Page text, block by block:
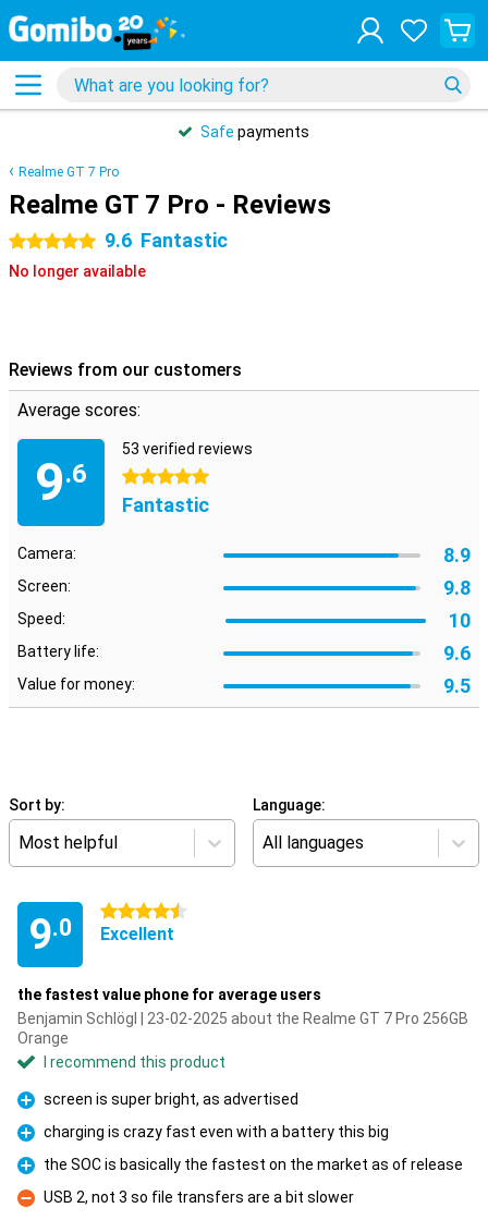
Safe payments
Realme GT 7 Pro
Realme GT 7 Pro - Reviews
5 stars 9.6 Fantastic
No longer available
Reviews from our customers
Average scores:
9.6
53 verified reviews
5 stars
Fantastic
Camera: 8.9
Screen: 9.8
Speed: 10
Battery life: 9.6
Value for money: 9.5
Sort by:
Most helpful
Language:
All languages
9.0
4.5 stars
Excellent
the fastest value phone for average users
Benjamin Schlögl | 23-02-2025 about the Realme GT 7 Pro 256GB
Orange
I recommend this product
Pro
screen is super bright, as advertised
Pro
charging is crazy fast even with a battery this big
Pro
the SOC is basically the fastest on the market as of release
Con
USB 2, not 3 so file transfers are a bit slower